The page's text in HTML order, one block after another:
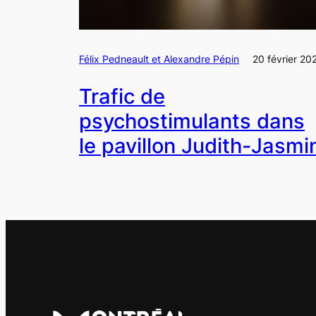
Félix Pedneault et Alexandre Pépin 20 février
Trafic de
psychostimulants dans
le pavillon Judith-